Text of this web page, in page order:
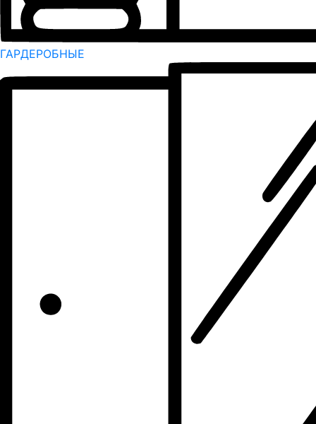
ГАРДЕРОБНЫЕ